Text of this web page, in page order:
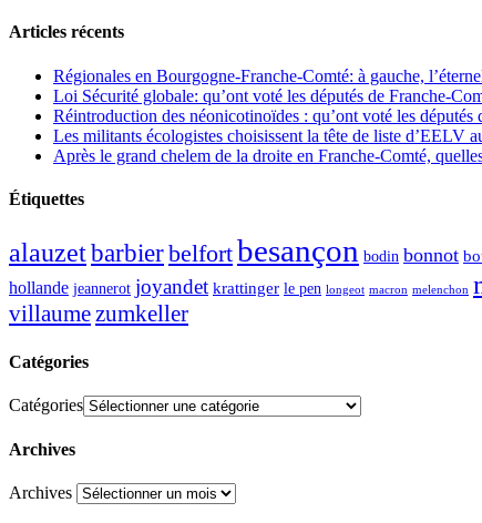
Articles récents
Régionales en Bourgogne-Franche-Comté: à gauche,
Loi Sécurité globale: qu’ont voté les députés de Franche-
Réintroduction des néonicotinoïdes : qu’ont voté les députés
Les militants écologistes choisissent la tête de liste d’EELV
Après le grand chelem de la droite en Franche-Comté,
Étiquettes
alauzetbarbierbelfortbesançon bodin bonnot
hollande jeannerot joyandet krattinger le pen longeot macron melenchon
villaumezumkeller
Catégories
Catégories
Archives
Archives